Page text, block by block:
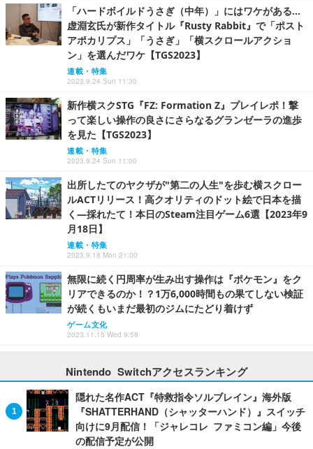
「ハードボイルドうさぎ（中年）」にはワケがある…
虚淵玄氏が新作タイトル『Rusty Rabbit』で「ポスト
アポカリプス」「うさぎ」「横スクロールアクショ
ン」を選んだワケ【TGS2023】
連載・特集
2023.9.24 Sun 11:30
新作横スクSTG『FZ: Formation Z』プレイレポ！撃
って楽しい操作の良さにさらなるグランゼーラの進歩
を見た【TGS2023】
連載・特集
2023.9.24 Sun 11:00
出所したてのヤクザが"第二の人生"を歩む横スクロー
ルACTリリース！高クオリティのドット絵で日本を描
く―採れたて！本日のSteam注目ゲーム6選【2023年9
月18日】
連載・特集
2023.9.18 Mon 21:00
無限に続く円周率が生み出す操作は『ポケモン』をク
リアできるのか！？1万6,000時間もの果てしない検証
が続くもいまだ最初のジムにたどり着けず
ゲーム文化
2023.11.15 Wed 9:59
Nintendo Switchアクセスランキング
隠れた名作ACT『特救指令ソルブレイン』海外版
『SHATTERHAND（シャッターハンド）』スイッチ
向けに9月配信！「ジャレコレ ファミコン編」今後
の配信予定が公開